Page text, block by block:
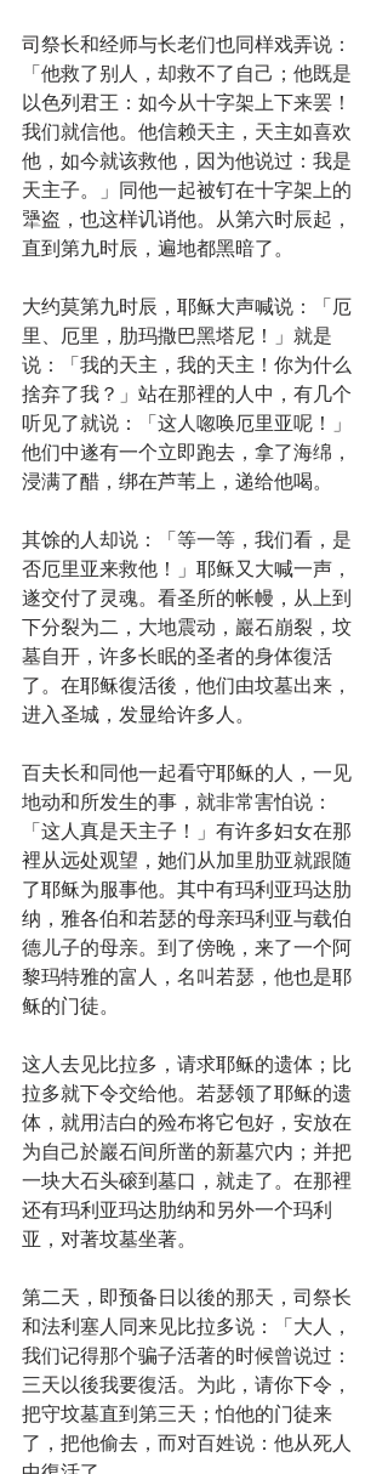
司祭长和经师与长老们也同样戏弄说：
「他救了别人，却救不了自己；他既是
以色列君王：如今从十字架上下来罢！
我们就信他。他信赖天主，天主如喜欢
他，如今就该救他，因为他说过：我是
天主子。」同他一起被钉在十字架上的
犟盗，也这样讥诮他。从第六时辰起，
直到第九时辰，遍地都黑暗了。
大约莫第九时辰，耶稣大声喊说：「厄
里、厄里，肋玛撒巴黑塔尼！」就是
说：「我的天主，我的天主！你为什么
捨弃了我？」站在那裡的人中，有几个
听见了就说：「这人唿唤厄里亚呢！」
他们中遂有一个立即跑去，拿了海绵，
浸满了醋，绑在芦苇上，递给他喝。
其馀的人却说：「等一等，我们看，是
否厄里亚来救他！」耶稣又大喊一声，
遂交付了灵魂。看圣所的帐幔，从上到
下分裂为二，大地震动，巖石崩裂，坟
墓自开，许多长眠的圣者的身体復活
了。在耶稣復活後，他们由坟墓出来，
进入圣城，发显给许多人。
百夫长和同他一起看守耶稣的人，一见
地动和所发生的事，就非常害怕说：
「这人真是天主子！」有许多妇女在那
裡从远处观望，她们从加里肋亚就跟随
了耶稣为服事他。其中有玛利亚玛达肋
纳，雅各伯和若瑟的母亲玛利亚与载伯
德儿子的母亲。到了傍晚，来了一个阿
黎玛特雅的富人，名叫若瑟，他也是耶
稣的门徒。
这人去见比拉多，请求耶稣的遗体；比
拉多就下令交给他。若瑟领了耶稣的遗
体，就用洁白的殓布将它包好，安放在
为自己於巖石间所凿的新墓穴内；并把
一块大石头磙到墓口，就走了。在那裡
还有玛利亚玛达肋纳和另外一个玛利
亚，对著坟墓坐著。
第二天，即预备日以後的那天，司祭长
和法利塞人同来见比拉多说：「大人，
我们记得那个骗子活著的时候曾说过：
三天以後我要復活。为此，请你下令，
把守坟墓直到第三天；怕他的门徒来
了，把他偷去，而对百姓说：他从死人